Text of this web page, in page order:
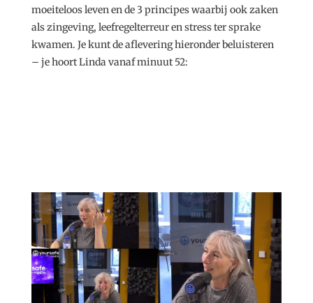
moeiteloos leven en de 3 principes waarbij ook zaken
als zingeving, leefregelterreur en stress ter sprake
kwamen. Je kunt de aflevering hieronder beluisteren
– je hoort Linda vanaf minuut 52: